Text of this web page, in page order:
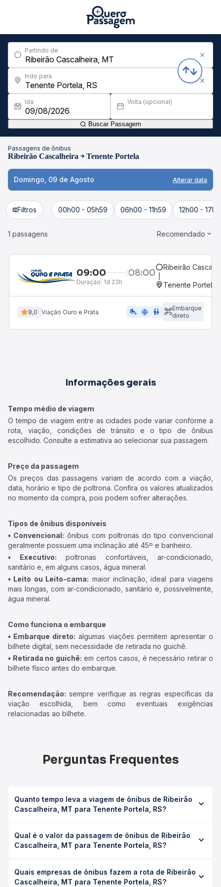
Partindo de
Indo para
Ida Volta (opcional)
Buscar Passagem
Passagens de ônibus
Ribeirão Cascalheira Tenente Portela
Domingo, 09 de Agosto Alterar data
Filtros 00h00 - 05h59 06h00 - 11h59 12h00 -
1 passagens Recomendado
09:00 08:00
Duração: 1d 23h
Ribeirão
Tenente Portela,
8,0 Viação Ouro e Prata airline_seat_legroom_extra ac_unit WC
Embarque
direto
Informações gerais
Tempo médio de viagem
O tempo de viagem entre as cidades pode variar conforme a
rota, viação, condições de trânsito e o tipo de ônibus
escolhido. Consulte a estimativa ao selecionar sua passagem.
Preço da passagem
Os preços das passagens variam de acordo com a viação,
data, horário e tipo de poltrona. Confira os valores atualizados
no momento da compra, pois podem sofrer alterações.
Tipos de ônibus disponíveis
• Convencional: ônibus com poltronas do tipo convencional
geralmente possuem uma inclinação até 45º e banheiro.
• Executivo: poltronas confortáveis, ar-condicionado,
sanitário e, em alguns casos, água mineral.
• Leito ou Leito-cama: maior inclinação, ideal para viagens
mais longas, com ar-condicionado, sanitário e, possivelmente,
água mineral.
Como funciona o embarque
• Embarque direto: algumas viações permitem apresentar o
bilhete digital, sem necessidade de retirada no guichê.
• Retirada no guichê: em certos casos, é necessário retirar o
bilhete físico antes do embarque.
Recomendação: sempre verifique as regras específicas da
viação escolhida, bem como eventuais exigências
relacionadas ao bilhete.
Perguntas Frequentes
Quanto tempo leva a viagem de ônibus de Ribeirão
Cascalheira, MT para Tenente Portela, RS?
Tenente Portela, RS leva em média 0 horas, podendo
variar conforme a viação, o tipo de serviço (convencional,
duração exata de cada opção na data desejada.
Qual é o valor da passagem de ônibus de Ribeirão
Cascalheira, MT para Tenente Portela, RS?
MT para Tenente Portela, RS custa em média não
identificado e varia conforme a data da viagem, a
Quais empresas de ônibus fazem a rota de Ribeirão
Cascalheira, MT para Tenente Portela, RS?